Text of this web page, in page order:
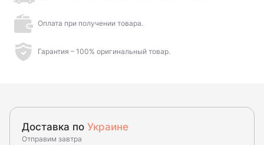
Оплата при получении товара.
Гарантия – 100% оригинальный товар.
Доставка по Украине
Отправим завтра